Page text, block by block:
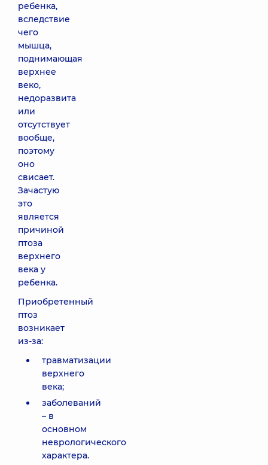
ребенка,
вследствие
чего
мышца,
поднимающая
верхнее
веко,
недоразвита
или
отсутствует
вообще,
поэтому
оно
свисает.
Зачастую
это
является
причиной
птоза
верхнего
века у
ребенка.
Приобретенный
птоз
возникает
из-за:
травматизации
верхнего
века;
заболеваний
– в
основном
неврологического
характера.